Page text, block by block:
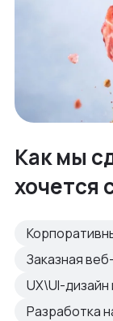
Как мы
хочется
Заказная
UX\UI-
Разработка